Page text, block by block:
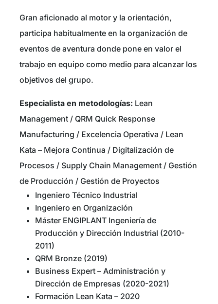
Gran aficionado al motor y la orientación,
participa habitualmente en la organización de
eventos de aventura donde pone en valor el
trabajo en equipo como medio para alcanzar los
objetivos del grupo.
Especialista en metodologías: Lean
Management / QRM Quick Response
Manufacturing / Excelencia Operativa / Lean
Kata – Mejora Continua / Digitalización de
Procesos / Supply Chain Management / Gestión
de Producción / Gestión de Proyectos
Ingeniero Técnico Industrial
Ingeniero en Organización
Máster ENGIPLANT Ingeniería de
Producción y Dirección Industrial (2010-
2011)
QRM Bronze (2019)
Business Expert – Administración y
Dirección de Empresas (2020-2021)
Formación Lean Kata – 2020